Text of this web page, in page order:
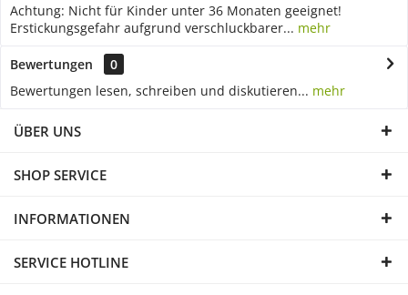
Achtung: Nicht für Kinder unter 36 Monaten geeignet!
Erstickungsgefahr aufgrund verschluckbarer... mehr
Bewertungen
0
Bewertungen lesen, schreiben und diskutieren... mehr
ÜBER UNS
SHOP SERVICE
INFORMATIONEN
SERVICE HOTLINE